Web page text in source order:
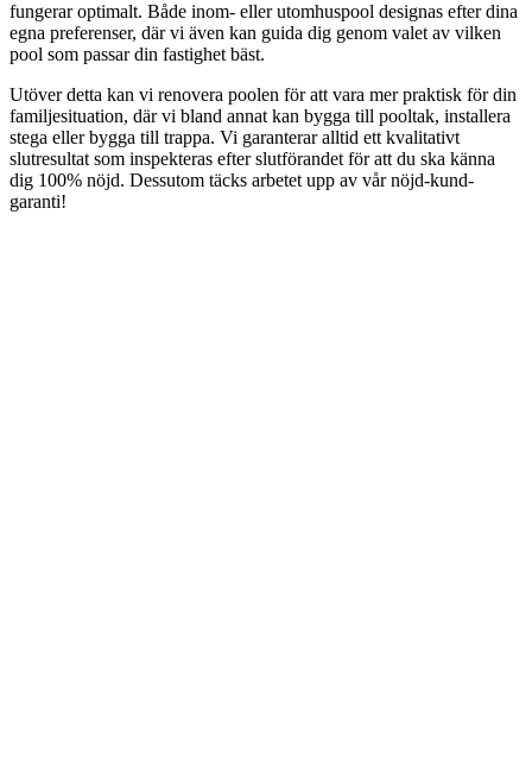
fungerar optimalt. Både inom- eller utomhuspool designas efter dina
egna preferenser, där vi även kan guida dig genom valet av vilken
pool som passar din fastighet bäst.
Utöver detta kan vi renovera poolen för att vara mer praktisk för din
familjesituation, där vi bland annat kan bygga till pooltak, installera
stega eller bygga till trappa. Vi garanterar alltid ett kvalitativt
slutresultat som inspekteras efter slutförandet för att du ska känna
dig 100% nöjd. Dessutom täcks arbetet upp av vår nöjd-kund-
garanti!